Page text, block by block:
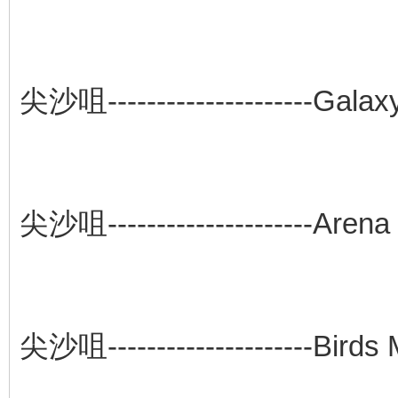
尖沙咀---------------------
尖沙咀---------------------Arena
尖沙咀---------------------Birds